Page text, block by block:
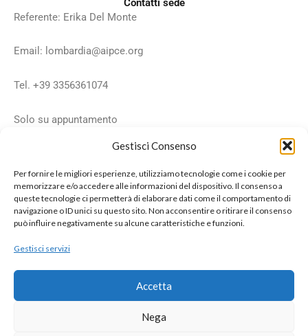
Gestisci Consenso
Per fornire le migliori esperienze, utilizziamo tecnologie come i cookie per
memorizzare e/o accedere alle informazioni del dispositivo. Il consenso a
queste tecnologie ci permetterà di elaborare dati come il comportamento di
navigazione o ID unici su questo sito. Non acconsentire o ritirare il consenso
può influire negativamente su alcune caratteristiche e funzioni.
Gestisci servizi
Accetta
Nega
Contatti sede
Referente: Erika Del Monte
Email: lombardia@aipce.org
Tel. +39 3356361074
Solo su appuntamento
A.I.P.C.E
Associazione Italiana professionisti cinofili ed equestri